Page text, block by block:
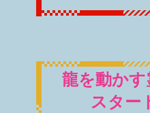
龍を動かす
スター